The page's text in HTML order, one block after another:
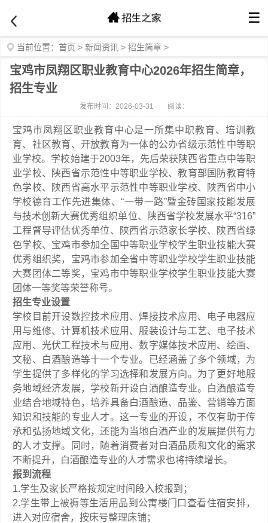
☰
当前位置： 首页 > 新闻资讯 > 招生简章 >
宝鸡市凤翔区职业教育中心2026年招生简章，
招生专业
发布时间：2026-03-31 阅读：
宝鸡市凤翔区职业教育中心是一所集中职教育、培训教
育、社区教育、开放教育为一体的公办省级示范性中等职
业学校。学校始建于2003年，先后荣获陕西省重点中等职
业学校、陕西省示范性中等职业学校、教育部国防教育特
色学校、陕西省高水平示范性中等职业学校、陕西省中小
学校德育工作先进集体、“一带一路”暨金砖国家技能发展
与技术创新大赛优秀组织单位、陕西省学校发展水平“316”
工程督导评估优秀单位、陕西省示范家长学校、陕西省绿
色学校、宝鸡市参加全国中等职业学校学生职业技能大赛
优秀组织奖，宝鸡市参加全省中等职业学校学生职业技能
大赛团体二等奖，宝鸡市中等职业学校学生职业技能大赛
团体一等奖等荣誉称号。
招生专业设置
学校目前开设数控技术应用、焊接技术应用、电子电器应
用与维修、计算机技术应用、服装设计与工艺、电子技术
应用、光伏工程技术与应用、数字媒体技术应用、绘画、
文秘、白酒酿造等十一个专业。已经涵盖了多个领域，为
学生提供了多样化的学习选择和发展方向。为了更好地服
务地域经济发展，学校新开设白酒酿造专业。白酒酿造专
业结合地域特色，培养具备白酒酿造、品鉴、营销等方面
知识和技能的专业人才。这一专业的开设，不仅有助于传
承和弘扬地域文化，还能为当地白酒产业的发展提供有力
的人才支撑。同时，随着消费者对白酒品质和文化的需求
不断提升，白酒酿造专业的人才需求也将持续增长。
报到流程
1.学生及家长严格按规定时间段入校报到；
2.学生带上被褥等生活用品到公寓楼门口查看住宿安排，
进入对应宿舍，按床号整理床铺；